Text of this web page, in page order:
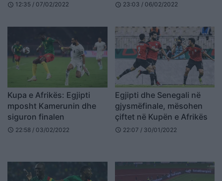
schedule 12:35 / 07/02/2022 schedule 23:03 / 06/02/2022
Kupa e Afrikës: Egjipti
mposht Kamerunin dhe
siguron finalen
schedule 22:58 / 03/02/2022
Egjipti dhe Senegali në
gjysmëfinale, mësohen
çiftet në Kupën e Afrikës
schedule 22:07 / 30/01/2022